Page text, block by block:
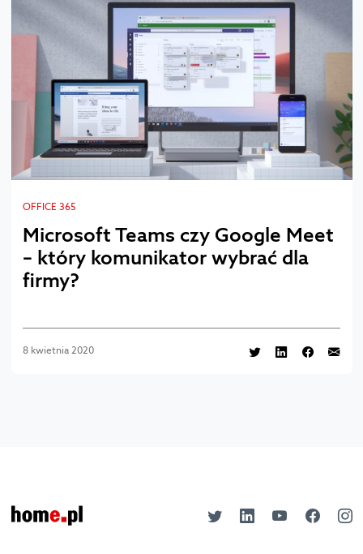
OFFICE 365
Microsoft Teams czy Google Meet
– który komunikator wybrać dla
firmy?
8 kwietnia 2020